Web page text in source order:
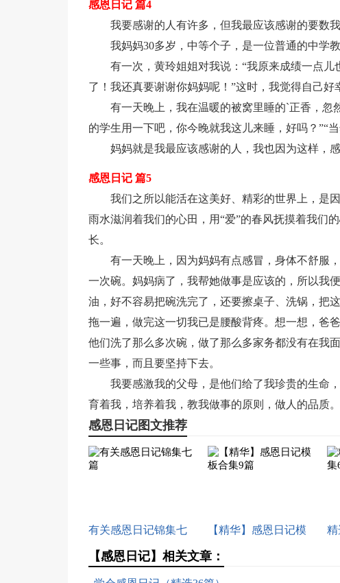
感恩日记 篇4
我要感谢的人有许多，但我最应该感谢的要数我
我妈妈30多岁，中等个子，是一位普通的中学
有一次，黄玲姐姐对我说：“我原来成绩一点
了！我还真要谢谢你妈妈呢！”这时，我觉得自己好
有一天晚上，我在温暖的被窝里睡的`正香，忽
的学生用一下吧，你今晚就我这儿来睡，好吗？”“
妈妈就是我最应该感谢的人，我也因为这样，
感恩日记 篇5
我们之所以能活在这美好、精彩的世界上，是
雨水滋润着我们的心田，用“爱”的春风抚摸着我
长。
有一天晚上，因为妈妈有点感冒，身体不舒服
一次碗。妈妈病了，我帮她做事是应该的，所以我
油，好不容易把碗洗完了，还要擦桌子、洗锅，把
拖一遍，做完这一切我已是腰酸背疼。想一想，爸
他们洗了那么多次碗，做了那么多家务都没有在我
一些事，而且要坚持下去。
我要感激我的父母，是他们给了我珍贵的生命
育着我，培养着我，教我做事的原则，做人的品质。
感恩日记图文推荐
有关感恩日记锦集七
篇
【精华】感恩日记模
板合集9篇
精
【感恩日记】相关文章：